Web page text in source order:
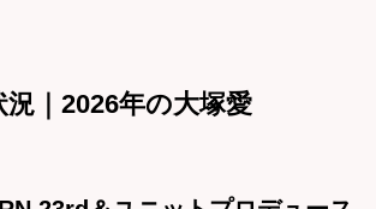
｜2026年の大塚愛